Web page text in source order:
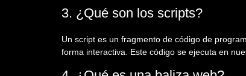
3. ¿Qué son los scripts?
Un script es un fragmento de código de
forma interactiva. Este código se ejecuta en